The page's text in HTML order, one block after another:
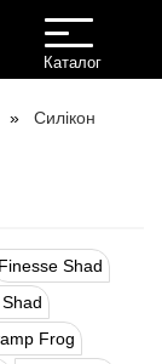
Toggle
navigation
Каталог
Силікон
Finesse Shad
Frog